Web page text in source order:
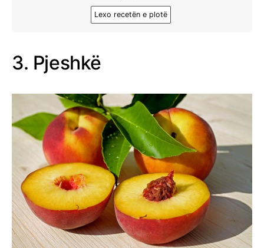
Lexo recetën e plotë
3. Pjeshkë